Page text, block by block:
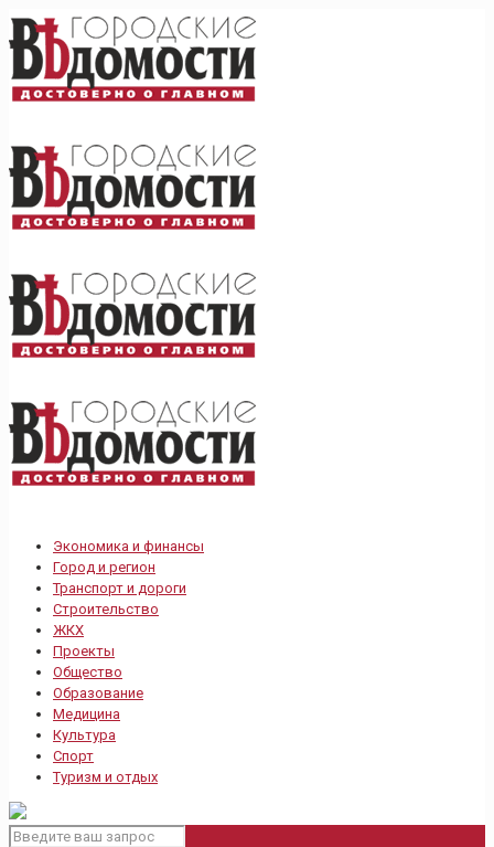
Экономика и финансы
Город и регион
Транспорт и дороги
Строительство
ЖКХ
Проекты
Общество
Образование
Медицина
Культура
Спорт
Туризм и отдых